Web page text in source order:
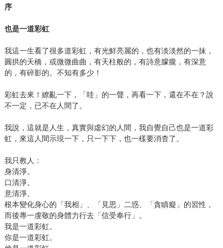
序
也是一道彩虹
我這一生看了很多道彩虹，有光鮮亮麗的，也有淡淡然的一抹，
圓拱的天橋，或微微曲曲，有天柱般的，有詩意朦朧，有深意
的，有碎影的。不知有多少！
彩虹去來！繚亂一下，「哇」的一聲，再看一下，還在不在？說
不一定，已不在人間了。
我說，這就是人生，真實與虛幻的人間，我自覺自己也是一道彩
虹，來這人間示現一下，只一下下，也一樣要消杳了。
我只教人：
身清淨。
口清淨。
意清淨。
根本變化身心的「我相」、「見思」二惑、「貪瞋癡」的習性，
而後專一虔敬的身體力行去「信受奉行」。
我是一道彩虹。
你是一道彩虹。